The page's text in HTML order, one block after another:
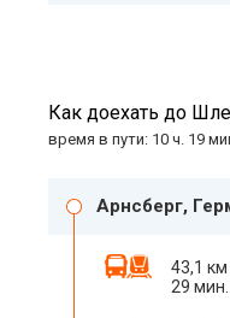
Как доехать до
время в пути: 10 ч. 19
Арнсберг,
43,1 км
29 мин.